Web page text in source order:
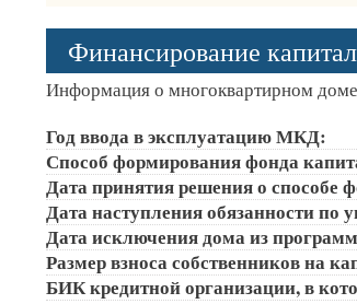
Финансирование
Информация о многоквартирном
Год ввода в эксплуатацию МКД:
Способ формирования фонда
Дата принятия решения о способе
Дата наступления обязанности по
Дата исключения дома из
Размер взноса собственников на
БИК кредитной организации, в